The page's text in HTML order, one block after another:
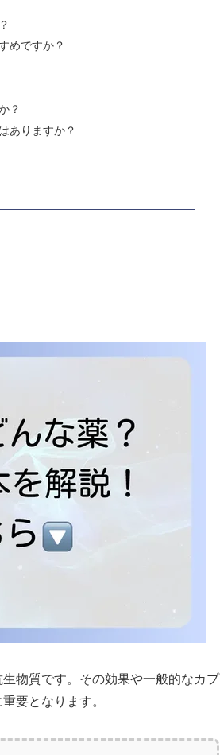
めですか？
？
ありますか？
物質です。その効果や一般的なカプ
要となります。